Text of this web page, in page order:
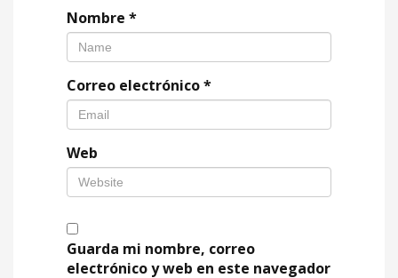
Nombre *
Correo electrónico*
Web
Guarda mi nombre, correo
electrónico y web en este navegador